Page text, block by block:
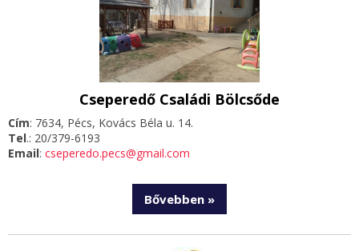
Cseperedő Családi Bölcsőde
Cím: 7634, Pécs, Kovács Béla u. 14.
Tel.: 20/379-6193
Email: cseperedo.pecs@gmail.com
Bővebben »